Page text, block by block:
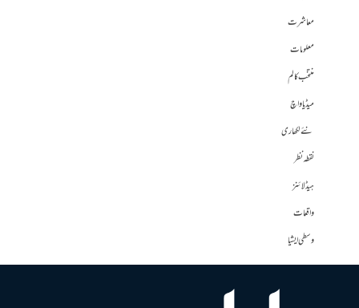
معاشرت
معلومات
منتخب کالم
میڈیا واچ
نئے لکھاری
نقطہ نظر
ہیڈلائنز
واقعات
وسطی ایشیا